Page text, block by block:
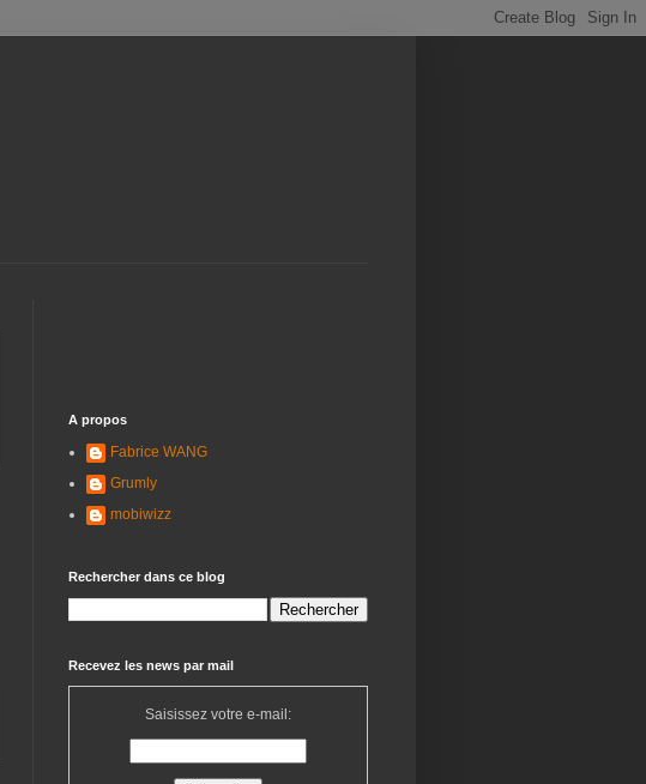
A propos
Fabrice WANG
Grumly
mobiwizz
Rechercher dans ce blog
Recevez les news par mail
Saisissez votre e-mail: